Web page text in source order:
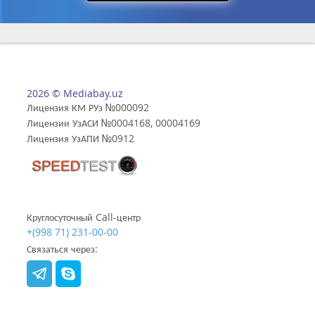
2026 © Mediabay.uz
Лицензия КМ РУз №000092
Лицензии УзАСИ №0004168, 00004169
Лицензия УзАПИ №0912
Круглосуточный Call-центр
+(998 71) 231-00-00
Связаться через: